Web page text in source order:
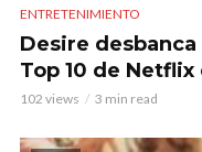
ENTRETENIMIENTO
Desire desbanca
Top 10 de Netflix
102 views 3 min read